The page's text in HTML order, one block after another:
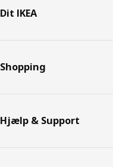
Dit IKEA
Shopping
Hjælp & Support